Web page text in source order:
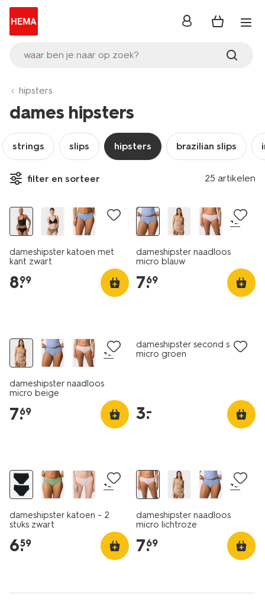
waar ben je naar op zoek?
inloggen
hipsters
dames hipsters
strings slips hipsters brazilian slips
filter en sorteer 25 artikelen
3+1 gratis
dameshipster katoen met
kant zwart
8.
99
+2
dameshipster naadloos
micro blauw
7.
69
+2
dameshipster naadloos
micro beige
7.
69
dameshipster second skin
micro groen
3.
–
+2
dameshipster katoen - 2
stuks zwart
6.
59
+2
dameshipster naadloos
micro lichtroze
7.
69